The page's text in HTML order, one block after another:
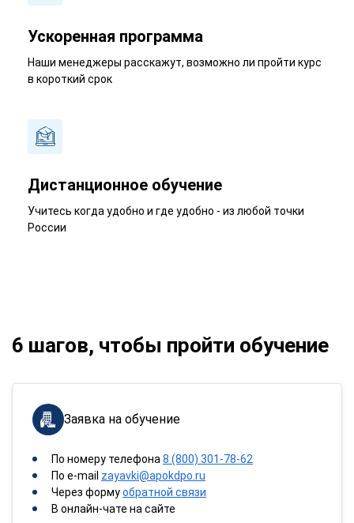
Ускоренная программа
Наши менеджеры расскажут, возможно ли пройти курс
в короткий срок
Дистанционное обучение
Учитесь когда удобно и где удобно - из любой точки
России
6 шагов, чтобы пройти обучение
Заявка на обучение
По номеру телефона 8 (800) 301-78-62
По e-mail zayavki@apokdpo.ru
Через формуобратной связи
В онлайн-чате на сайте